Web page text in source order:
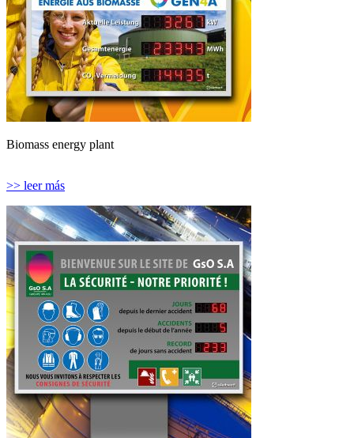
Biomass energy plant
>> leer más